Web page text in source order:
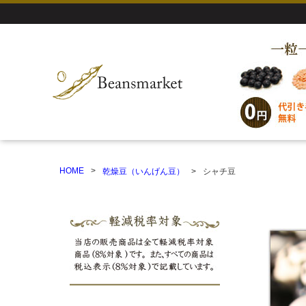
HOME 乾燥豆（いんげん豆） シャチ豆